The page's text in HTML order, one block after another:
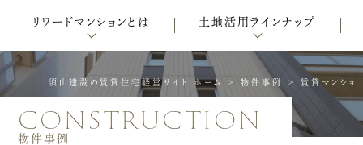
リワードマンションとは 土地活用ラインナップ
須山建設の賃貸住宅経営サイト ホーム > 物件事例 > 賃貸マンショ
construction
物件事例